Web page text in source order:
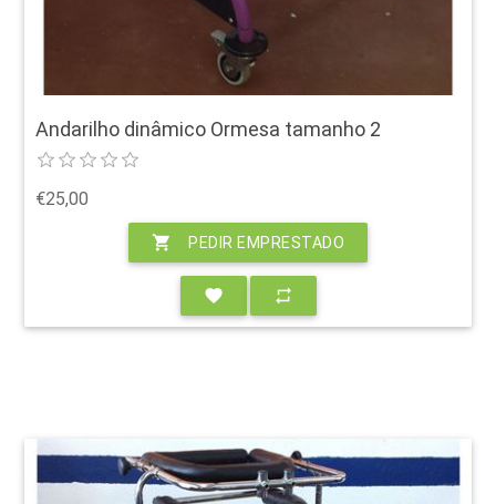
Andarilho dinâmico Ormesa tamanho 2
€25,00
shopping_cart PEDIR EMPRESTADO
favorite repeat